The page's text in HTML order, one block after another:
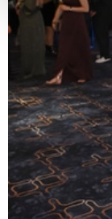
Erfahren Sie
verarbeitet
Abschnitt
Wir verwenden
personalisieren,
zu können und
analysieren.
Verwendung
soziale Medien,
Partner führen